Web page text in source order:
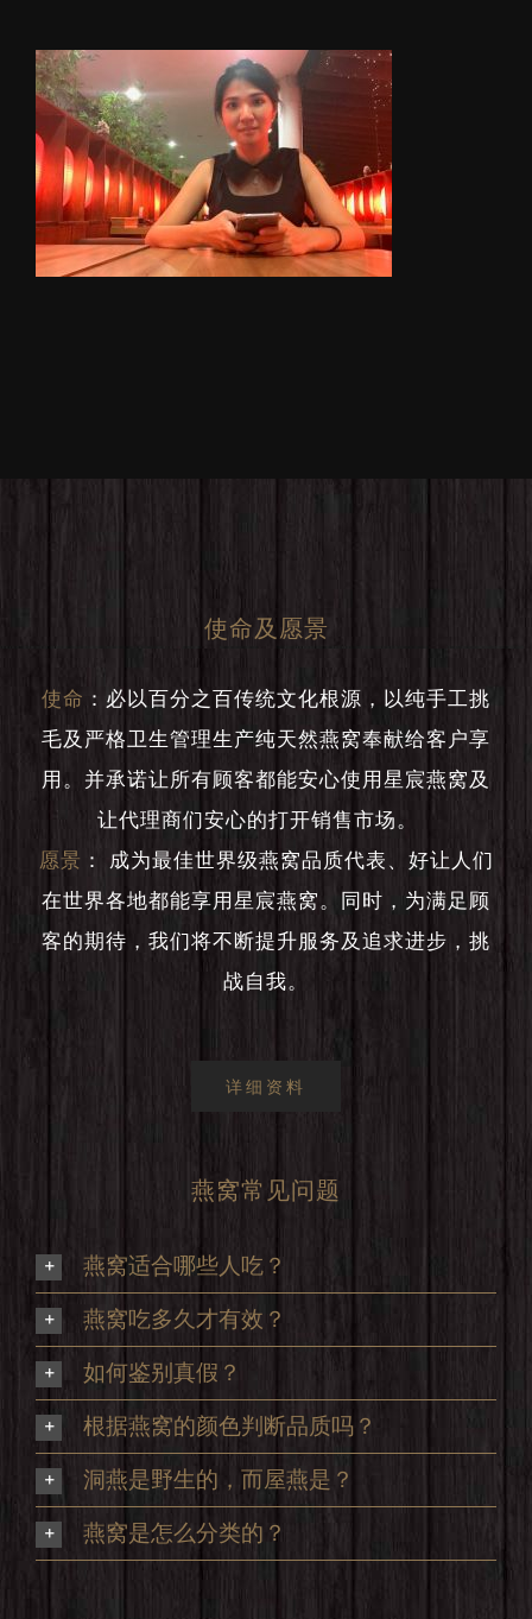
使命及愿景
使命 ： 必以百分之百传统文化根源，以纯手工挑
毛及严格卫生管理生产纯天然燕窝奉献给客户享
用。并承诺让所有顾客都能安心使用星宸燕窝及
让代理商们安心的打开销售市场。
愿景 ：
成为最佳世界级燕窝品质代表、好让人们
在世界各地都能享用星宸燕窝。同时，为满足顾
客的期待，我们将不断提升服务及追求进步，挑
战自我。
详细资料
燕窝常见问题
燕窝适合哪些人吃？
燕窝吃多久才有效？
如何鉴别真假？
根据燕窝的颜色判断品质吗？
洞燕是野生的，而屋燕是？
燕窝是怎么分类的？